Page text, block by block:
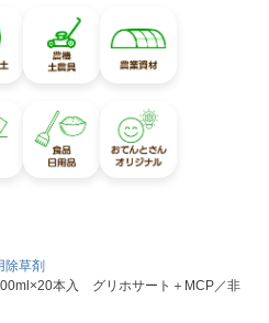
除草剤
本入 グリホサート＋MCP／非